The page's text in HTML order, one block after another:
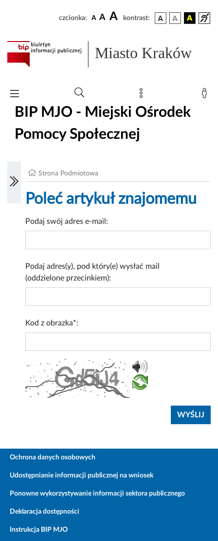
czcionka: A A A kontrast:
Miasto Kraków
BIP MJO - Miejski Ośrodek
Pomocy Społecznej
Strona Podmiotowa
Poleć artykuł znajomemu
Podaj swój adres e-mail:
Podaj adres(y), pod który(e) wysłać mail
(oddzielone przecinkiem):
Kod z obrazka*:
Ochrona danych osobowych
Udostępnianie informacji publicznej na wniosek
Ponowne wykorzystywanie informacji sektora publicznego
Deklaracja dostępności
Instrukcja BIP MJO